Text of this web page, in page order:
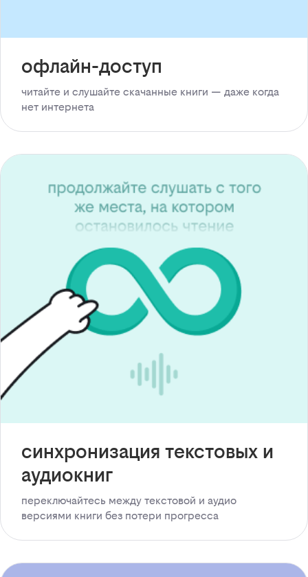
офлайн-доступ
читайте и слушайте скачанные книги — даже когда
нет интернета
синхронизация текстовых и
аудиокниг
переключайтесь между текстовой и аудио
версиями книги без потери прогресса